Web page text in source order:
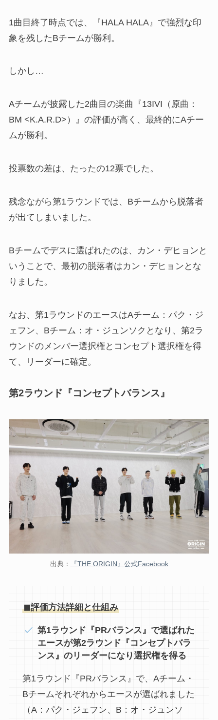
1曲目終了時点では、『HALA HALA』で強烈な印
象を残したBチームが勝利。
しかし…
Aチームが披露した2曲目の楽曲『13IVI（原曲：
BM <K.A.R.D>）』の評価が高く、最終的にAチー
ムが勝利。
投票数の差は、たったの12票でした。
残念ながら第1ラウンドでは、Bチームから脱落者
が出てしまいました。
Bチームでデスに選ばれたのは、カン・デヒョンと
いうことで、最初の脱落者はカン・デヒョンとな
りました。
なお、第1ラウンドのエースはAチーム：パク・ジ
ェフン、Bチーム：オ・ジュンソクとなり、第2ラ
ウンドのメンバー選択権とコンセプト選択権を得
て、リーダーに確定。
第2ラウンド『コンセプトバランス』
出典： 『THE ORIGIN』公式Facebook
◼︎評価方法詳細と仕組み
第1ラウンド『PRバランス』で選ばれた
エースが第2ラウンド『コンセプトバラ
ンス』のリーダーになり選択権を得る
第1ラウンド『PRバランス』で、Aチーム・
Bチームそれぞれからエースが選ばれました
（A：パク・ジェフン、B：オ・ジュンソ